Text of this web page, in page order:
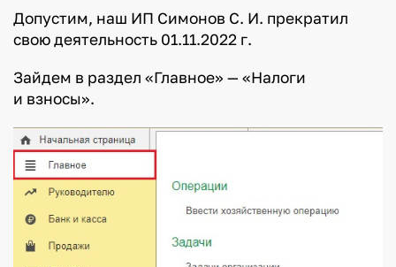
Допустим, наш ИП Симонов С. И. прекратил
свою деятельность 01.11.2022 г.
Зайдем в раздел «Главное» — «Налоги
и взносы».